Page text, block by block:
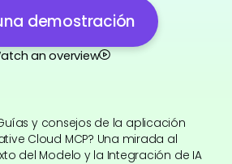
demostración
an overview
y consejos de la aplicación
Cloud MCP? Una mirada al
del Modelo y la Integración de IA